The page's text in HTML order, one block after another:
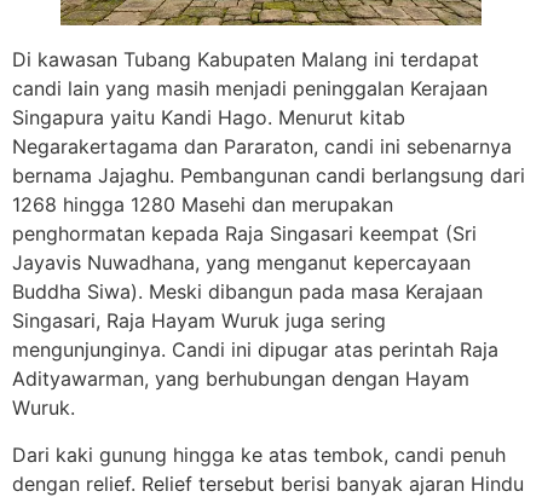
Di kawasan Tubang Kabupaten Malang ini terdapat
candi lain yang masih menjadi peninggalan Kerajaan
Singapura yaitu Kandi Hago. Menurut kitab
Negarakertagama dan Pararaton, candi ini sebenarnya
bernama Jajaghu. Pembangunan candi berlangsung dari
1268 hingga 1280 Masehi dan merupakan
penghormatan kepada Raja Singasari keempat (Sri
Jayavis Nuwadhana, yang menganut kepercayaan
Buddha Siwa). Meski dibangun pada masa Kerajaan
Singasari, Raja Hayam Wuruk juga sering
mengunjunginya. Candi ini dipugar atas perintah Raja
Adityawarman, yang berhubungan dengan Hayam
Wuruk.
Dari kaki gunung hingga ke atas tembok, candi penuh
dengan relief. Relief tersebut berisi banyak ajaran Hindu